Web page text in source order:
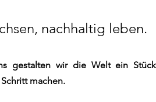
nachhaltig leben.
gestalten wir die Welt ein
machen.